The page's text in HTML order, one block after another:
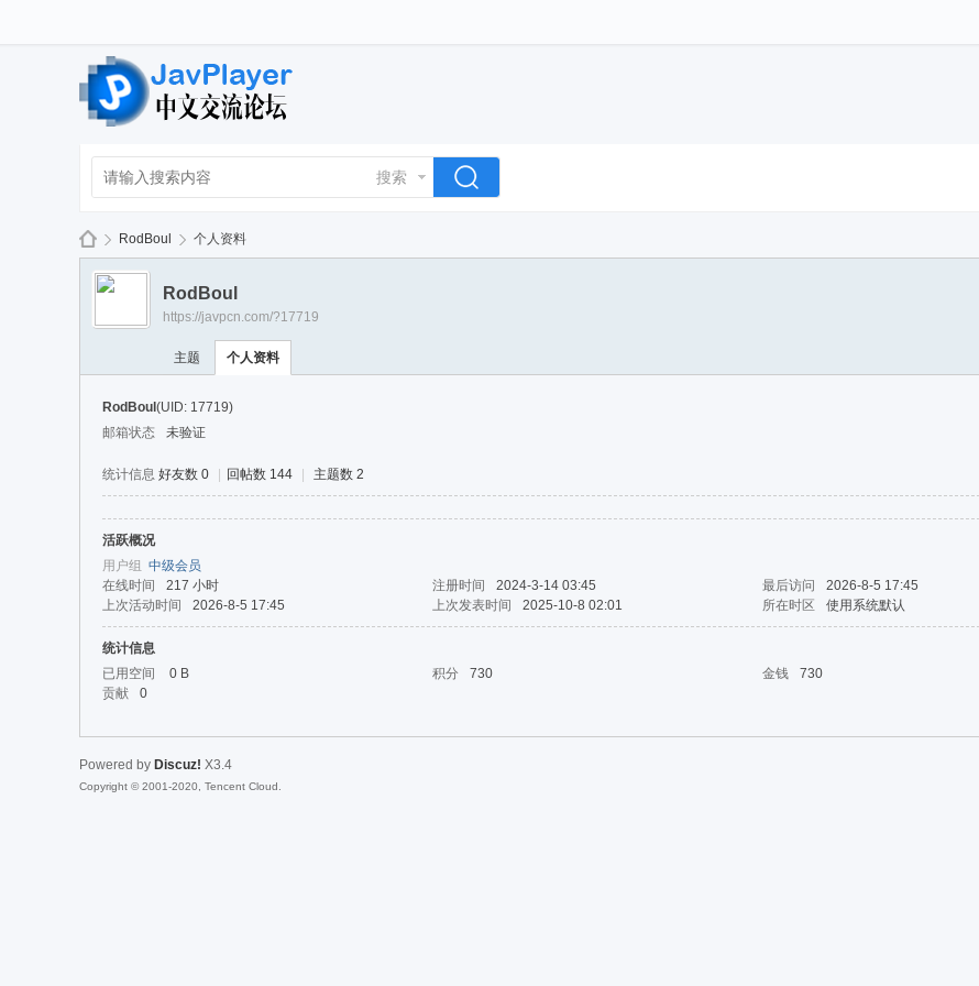
搜索
|Ja
›
RodBoul 个人资料
RodBoul
https://javpcn.com/?17719
主题 个人资料
RodBoul (UID: 17719)
邮箱状态
未验证
统计信息 好友数 0 回帖数 144 主题数 2
活跃概况
用户组 中级会员
在线时间
217 小时 注册时间 2024-3-14 03:45 最后访问
2026-8-5 17:45
上次活动时间
2026-8-5 17:45 上次发表时间 2025-10-8 02:01 所在时区 使用系统默认
统计信息
已用空间
0 B 积分 730 金钱
730
贡献
0
Powered by Discuz! X3.4
Copyright © 2001-2020, Tencent Cloud.